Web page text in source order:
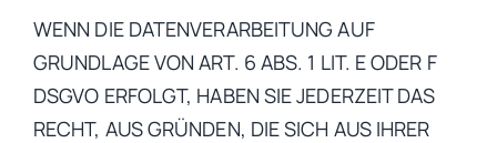
WENN DIE DATENVERARBEITUNG AUF
GRUNDLAGE VON ART. 6 ABS. 1 LIT. E ODER F
DSGVO ERFOLGT, HABEN SIE JEDERZEIT DAS
RECHT, AUS GRÜNDEN, DIE SICH AUS IHRER